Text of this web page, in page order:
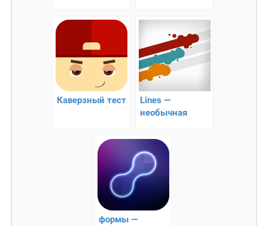
сокровенные
Каверзный тест
Lines —
необычная
формы —